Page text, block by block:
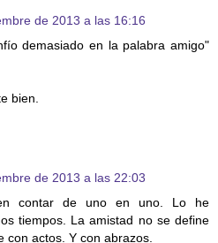
de 2013 a las 16:16
demasiado en la palabra amigo"
bien.
de 2013 a las 22:03
contar de uno en uno. Lo he
tiempos. La amistad no se define
con actos. Y con abrazos.